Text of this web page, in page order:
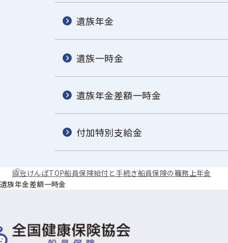
遺族年金
遺族一時金
遺族年金差額一時金
付加特別支給金
協会けんぽTOP船員保険給付と手続き船員保険の職務上年金
遺族年金差額一時金